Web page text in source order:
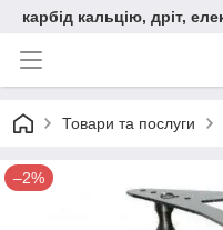
карбід кальцію, дріт,
Товари та послуги
–2%